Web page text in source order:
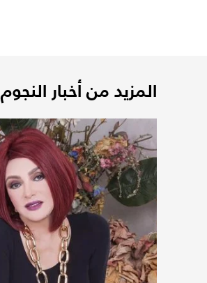
المزيد من أخبار النجوم